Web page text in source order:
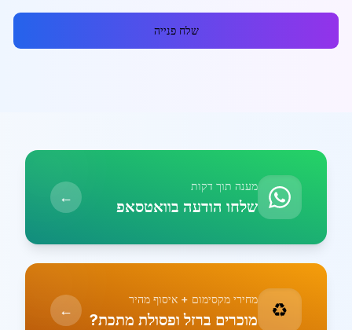
שלח פנייה
מענה תוך דקות
שלחו הודעה בוואטסאפ ←
♻️ מחירי מקסימום + איסוף מהיר
מוכרים ברזל ופסולת מתכת? ←